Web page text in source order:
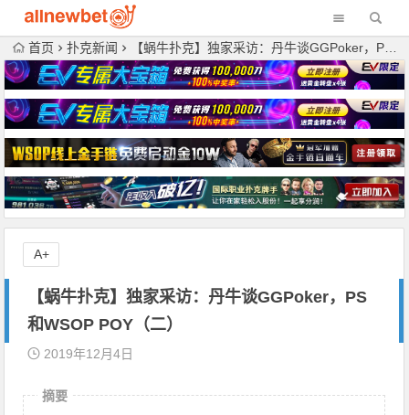
首页 扑克新闻 【蜗牛扑克】独家采访：丹牛谈GGPoker，PS和WSOP POY（二）
【蜗牛扑克】独家采访：丹牛谈GGPoker，PS
和WSOP POY（二）
2019年12月4日
摘要
A+